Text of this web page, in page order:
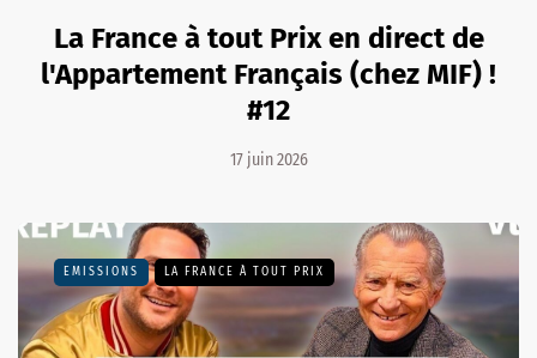
La France à tout Prix en direct de
l'Appartement Français (chez MIF) !
#12
17 juin 2026
EMISSIONS LA FRANCE À TOUT PRIX